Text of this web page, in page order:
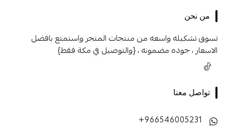
من نحن
تسوق تشكيله واسعه من منتجات المتجر واستمتع بافضل
الاسعار ، جوده مضمونه ، {والتوصيل في مكة فقط}
تواصل معنا
+966546005231